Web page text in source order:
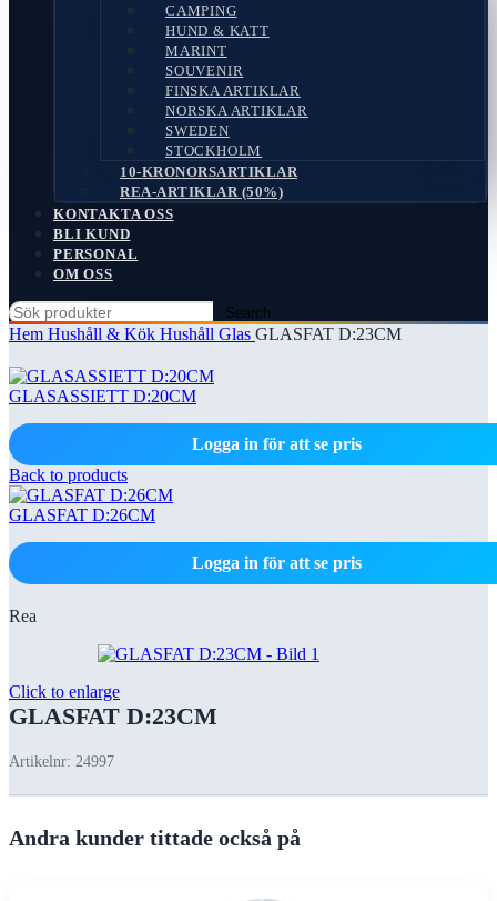
CAMPING
HUND & KATT
MARINT
SOUVENIR
FINSKA ARTIKLAR
NORSKA ARTIKLAR
SWEDEN
STOCKHOLM
10-KRONORSARTIKLAR
REA-ARTIKLAR (50%)
KONTAKTA OSS
BLI KUND
PERSONAL
OM OSS
Search
Hem Hushåll & Kök Hushåll Glas GLASFAT D:23CM
GLASASSIETT D:20CM
Logga in för att se pris
Back to products
GLASFAT D:26CM
Logga in för att se pris
Rea
Click to enlarge
GLASFAT D:23CM
Artikelnr: 24997
Andra kunder tittade också på